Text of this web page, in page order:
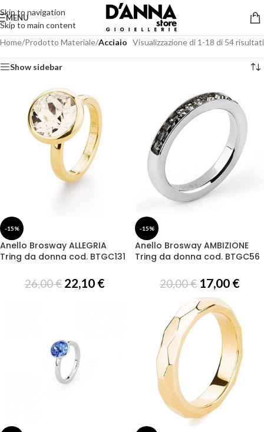
Skip to navigation
Skip to main content
MENU
Home/Prodotto Materiale/Acciaio Visualizzazione di 1-18 di 54 risultati
Show sidebar
-15%
Anello Brosway ALLEGRIA
Tring da donna cod. BTGC131
26,00€ 22,10 €
-15%
Anello Brosway AMBIZIONE
Tring da donna cod. BTGC56
20,00€ 17,00 €